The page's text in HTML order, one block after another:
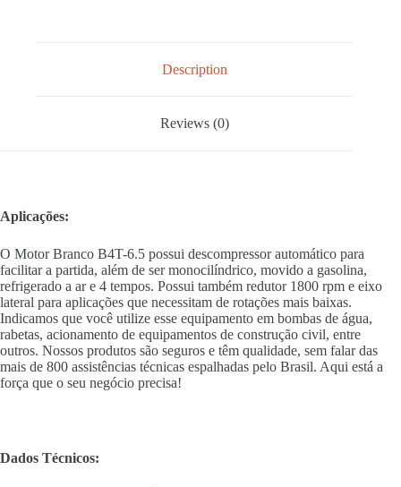
Description
Reviews (0)
Aplicações:
O Motor Branco B4T-6.5 possui descompressor automático para
facilitar a partida, além de ser monocilíndrico, movido a gasolina,
refrigerado a ar e 4 tempos. Possui também redutor 1800 rpm e eixo
lateral para aplicações que necessitam de rotações mais baixas.
Indicamos que você utilize esse equipamento em bombas de água,
rabetas, acionamento de equipamentos de construção civil, entre
outros. Nossos produtos são seguros e têm qualidade, sem falar das
mais de 800 assistências técnicas espalhadas pelo Brasil. Aqui está a
força que o seu negócio precisa!
Dados Técnicos: